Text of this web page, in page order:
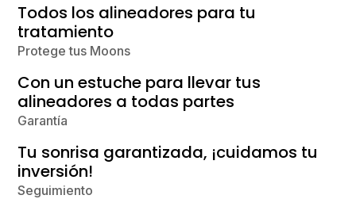
Todos los alineadores para tu
tratamiento
Protege tus Moons
Con un estuche para llevar tus
alineadores a todas partes
Garantía
Tu sonrisa garantizada, ¡cuidamos tu
inversión!
Seguimiento